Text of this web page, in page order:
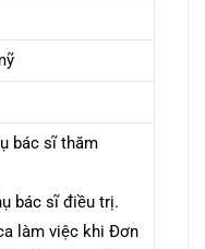
bác sĩ thăm
bác sĩ điều trị.
làm việc khi Đơn